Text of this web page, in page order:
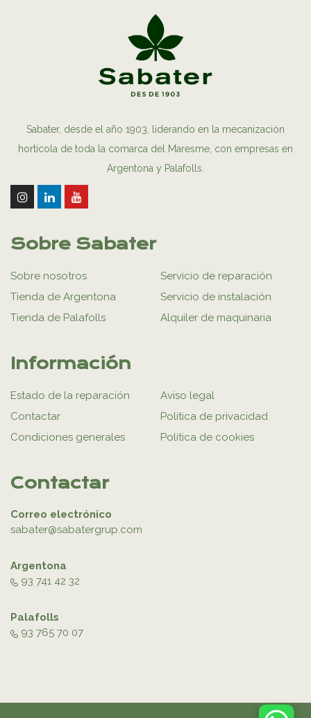
Sabater, desde el año 1903, liderando en la mecanización
hortícola de toda la comarca del Maresme, con empresas en
Argentona y Palafolls.
Sobre Sabater
Sobre nosotros
Tienda de Argentona
Tienda de Palafolls
Servicio de reparación
Servicio de instalación
Alquiler de maquinaria
Información
Estado de la reparación
Contactar
Condiciones generales
Aviso legal
Política de privacidad
Política de cookies
Contactar
Correo electrónico
sabater@sabatergrup.com
Argentona
93 741 42 32
Palafolls
93 765 70 07